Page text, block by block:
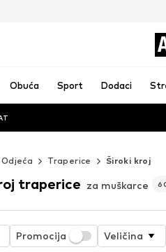
Obuća Sport Dodaci
Odjeća Traperice Široki kroj
traperice za muškarce
Promocija Veličina